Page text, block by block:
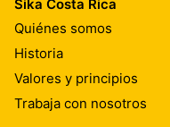
Sika Costa Rica
Quiénes somos
Historia
Valores y principios
Trabaja con nosotros